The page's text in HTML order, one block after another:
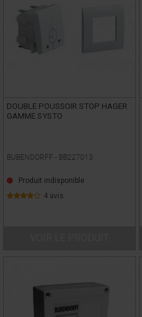
DOUBLE POUSSOIR STOP HAGER
GAMME SYSTO
BUBENDORFF - BB227013
Produit indisponible
4 avis